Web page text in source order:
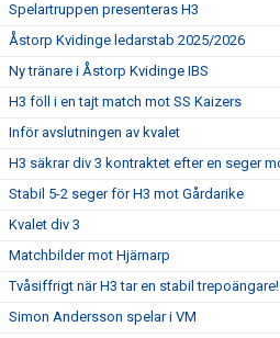
Spelartruppen presenteras H3
Åstorp Kvidinge ledarstab 2025/2026
Ny tränare i Åstorp Kvidinge IBS
H3 föll i en tajt match mot SS Kaizers
Inför avslutningen av kvalet
H3 säkrar div 3 kontraktet efter en seger
Stabil 5-2 seger för H3 mot Gårdarike
Kvalet div 3
Matchbilder mot Hjärnarp
Tvåsiffrigt när H3 tar en stabil trepoängare!
Simon Andersson spelar i VM